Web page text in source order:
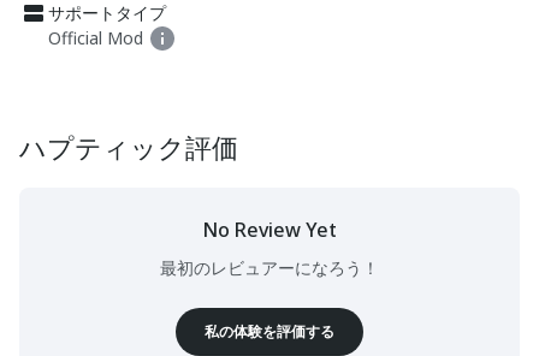
サポートタイプ
Official Mod
ハプティック評価
No Review Yet
最初のレビュアーになろう！
私の体験を評価する